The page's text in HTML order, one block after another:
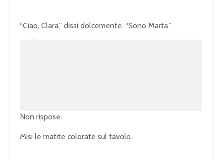
“Ciao, Clara,” dissi dolcemente. “Sono Marta.”
Non rispose.
Misi le matite colorate sul tavolo.